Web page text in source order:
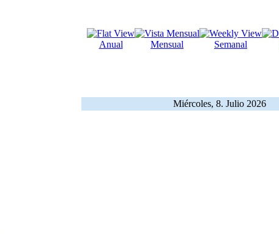
Anual Mensual Semanal
Miércoles, 8. Julio 2026